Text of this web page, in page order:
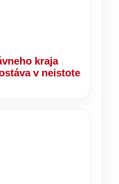
kraja
v neistote